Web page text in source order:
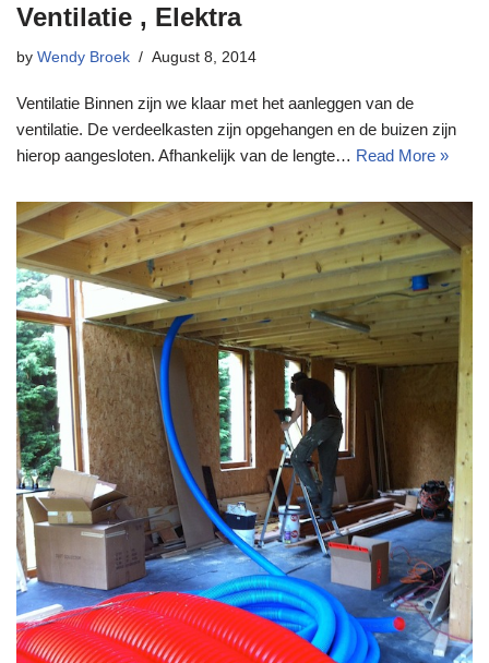
Ventilatie , Elektra
by Wendy Broek August 8, 2014
Ventilatie Binnen zijn we klaar met het aanleggen van de
ventilatie. De verdeelkasten zijn opgehangen en de buizen zijn
hierop aangesloten. Afhankelijk van de lengte… Read More »